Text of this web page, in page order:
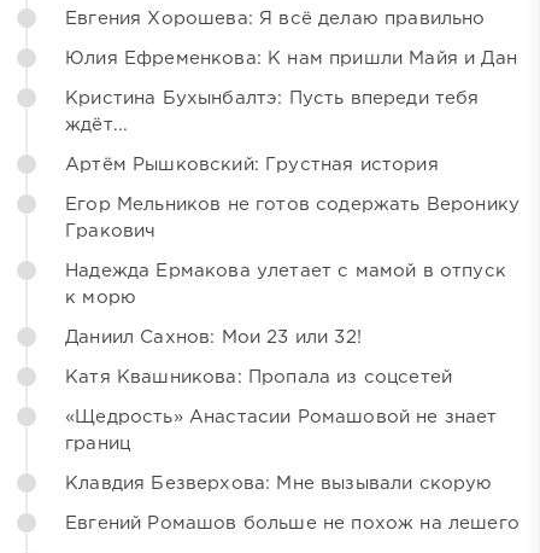
Евгения Хорошева: Я всё делаю правильно
Юлия Ефременкова: К нам пришли Майя и Дан
Кристина Бухынбалтэ: Пусть впереди тебя
ждёт...
Артём Рышковский: Грустная история
Егор Мельников не готов содержать Веронику
Гракович
Надежда Ермакова улетает с мамой в отпуск
к морю
Даниил Сахнов: Мои 23 или 32!
Катя Квашникова: Пропала из соцсетей
«Щедрость» Анастасии Ромашовой не знает
границ
Клавдия Безверхова: Мне вызывали скорую
Евгений Ромашов больше не похож на лешего